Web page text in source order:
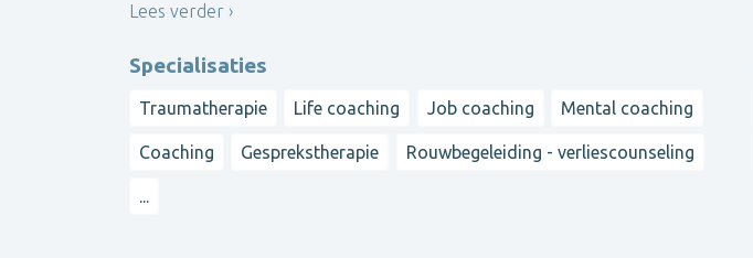
Lees verder
Specialisaties
Traumatherapie Life coaching Job coaching Mental coaching
Coaching Gesprekstherapie Rouwbegeleiding - verliescounseling
...